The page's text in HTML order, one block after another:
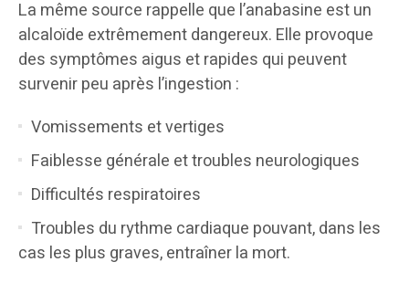
​La même source rappelle que l’anabasine est un
alcaloïde extrêmement dangereux. Elle provoque
des symptômes aigus et rapides qui peuvent
survenir peu après l’ingestion :
​Vomissements et vertiges
​Faiblesse générale et troubles neurologiques
​Difficultés respiratoires
​Troubles du rythme cardiaque pouvant, dans les
cas les plus graves, entraîner la mort.